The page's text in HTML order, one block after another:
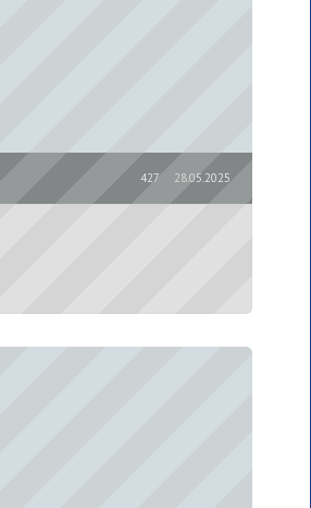
28.05.2025
427